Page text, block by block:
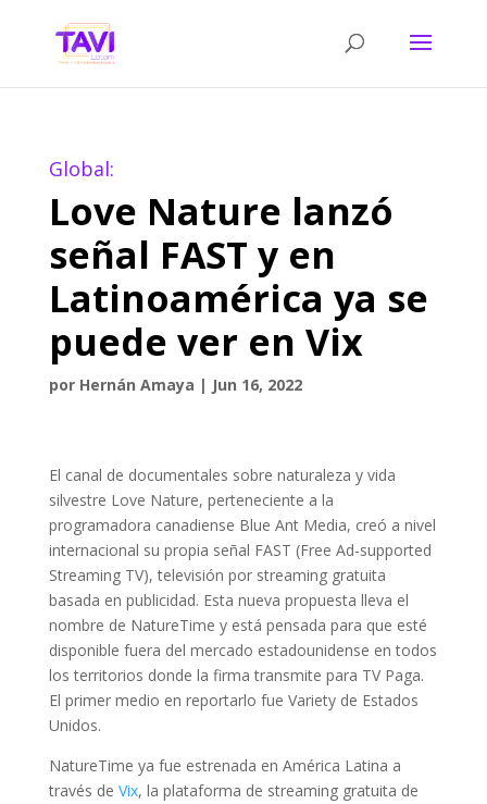
Global:
Love Nature lanzó
señal FAST y en
Latinoamérica ya se
puede ver en Vix
por Hernán Amaya | Jun 16, 2022
El canal de documentales sobre naturaleza y vida
silvestre Love Nature, perteneciente a la
programadora canadiense Blue Ant Media, creó a nivel
internacional su propia señal FAST (Free Ad-supported
Streaming TV), televisión por streaming gratuita
basada en publicidad. Esta nueva propuesta lleva el
nombre de NatureTime y está pensada para que esté
disponible fuera del mercado estadounidense en todos
los territorios donde la firma transmite para TV Paga.
El primer medio en reportarlo fue Variety de Estados
Unidos.
NatureTime ya fue estrenada en América Latina a
través de Vix, la plataforma de streaming gratuita de